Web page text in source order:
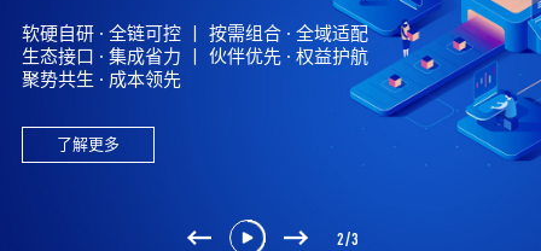
助力系统集成商、软件开发商项目成功!
每年5000家集成商的选择，一站式更省心。
了解更多
软硬自研 · 全链可控 丨 按需组合 · 全域适配
生态接口 · 集成省力 丨 伙伴优先 · 权益护航
聚势共生 · 成本领先
了解更多
数字化不是简单的形象工程，而是要实实在在提升品质、缩短
交期、优化服务、降低成本,让客户更满意,让企业更高效;
数字化升级不是一笔花费，而是一笔投资，能为企业带来实实
在在的收益，而且能不断强化企业在行业内的竞争优势。
了解更多
2/3